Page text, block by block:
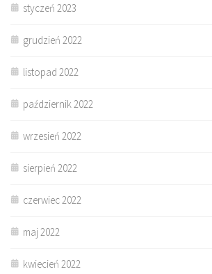
styczeń 2023
grudzień 2022
listopad 2022
październik 2022
wrzesień 2022
sierpień 2022
czerwiec 2022
maj 2022
kwiecień 2022